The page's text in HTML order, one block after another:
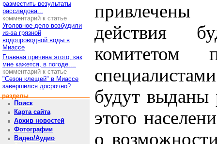
разместить результаты
расследова...
комментарий к статье
Уголовное дело возбудили
из-за грязной
водопроводной воды в
Миассе
Главная причина этого, как
мне кажется, в погоде....
комментарий к статье
"Сезон клещей" в Миассе
завершился досрочно?
разделы
Поиск
Карта сайта
Архив новостей
Фотографии
Видео/Аудио
привлечены
действия
будут выданы
этого
о